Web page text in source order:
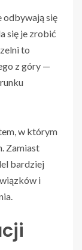
odbywają się
się je zrobić
to
z góry —
w którym
Zamiast
bardziej
i